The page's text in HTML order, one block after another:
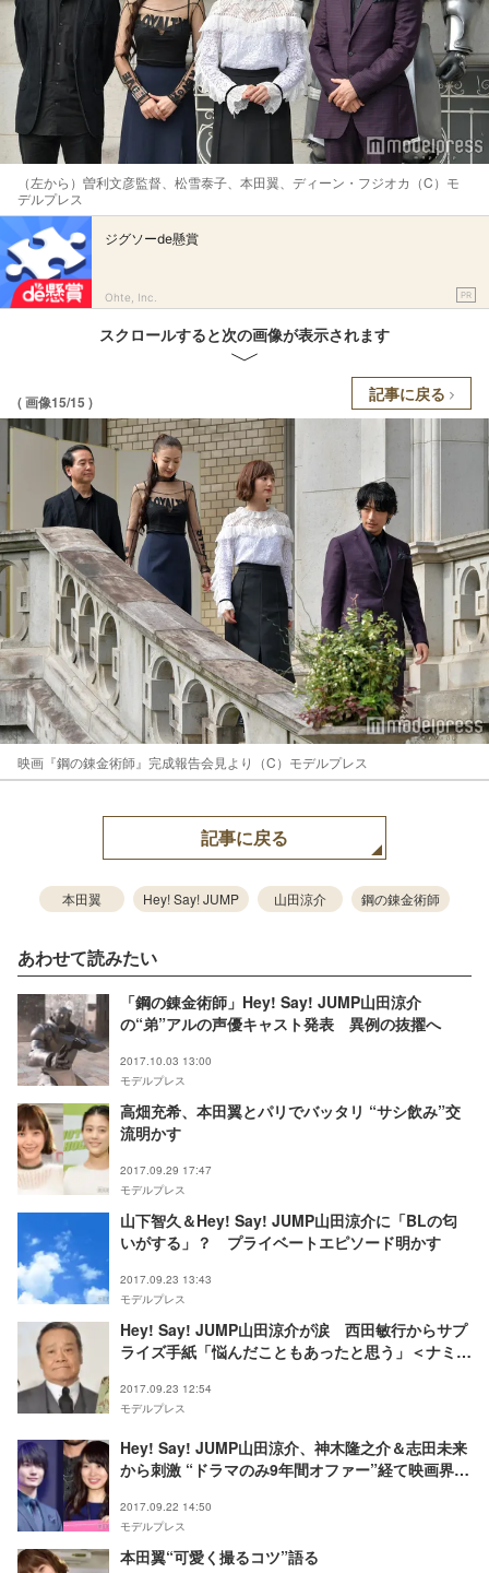
（左から）曽利文彦監督、松雪泰子、本田翼、ディーン・フジオカ（C）モ
デルプレス
ジグソーde懸賞
Ohte, Inc. PR
スクロールすると次の画像が表示されます
( 画像15/15 ) 記事に戻る
映画『鋼の錬金術師』完成報告会見より（C）モデルプレス
記事に戻る
本田翼 Hey! Say! JUMP 山田涼介 鋼の錬金術師
あわせて読みたい
「鋼の錬金術師」Hey! Say! JUMP山田涼介
の“弟”アルの声優キャスト発表 異例の抜擢へ
2017.10.03 13:00
モデルプレス
高畑充希、本田翼とパリでバッタリ “サシ飲み”交
流明かす
2017.09.29 17:47
モデルプレス
山下智久＆Hey! Say! JUMP山田涼介に「BLの匂
いがする」？ プライベートエピソード明かす
2017.09.23 13:43
モデルプレス
Hey! Say! JUMP山田涼介が涙 西田敏行からサプ
ライズ手紙「悩んだこともあったと思う」＜ナミヤ
2017.09.23 12:54
モデルプレス
Hey! Say! JUMP山田涼介、神木隆之介＆志田未来
から刺激 “ドラマのみ9年間オファー”経て映画界
2017.09.22 14:50
モデルプレス
本田翼“可愛く撮るコツ”語る